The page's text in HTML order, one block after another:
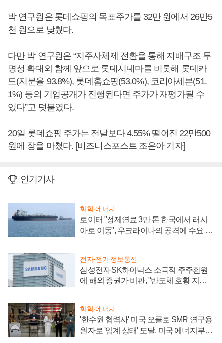
박 연구원은 롯데쇼핑의 목표주가를 32만 원에서 26만5
천 원으로 낮췄다.
다만 박 연구원은 “지주사체제 전환을 통해 지배구조 투
명성 확대와 함께 앞으로 롯데시네마를 비롯해 롯데카
드(지분율 93.8%), 롯데홈쇼핑(53.0%), 코리아세븐(51.
1%) 등의 기업공개가 진행된다면 주가가 재평가될 수
있다”고 덧붙였다.
20일 롯데쇼핑 주가는 전날보다 4.55% 떨어진 22만500
원에 장을 마쳤다. [비즈니스포스트 조은아 기자]
인기기사
화학·에너지
로이터 "정제연료 3만 톤 한국에서 러시
아로 이동", 우크라이나의 공격에 수요 늘
전자·전기·정보통신
삼성전자 SK하이닉스 소극적 주주환원
에 해외 증권가 비판, "반도체 호황 지속
화학·에너지
'한수원 협력사' 미국 오클로 SMR 연구용
원자로 '임계 상태' 도달, 미국 에너지부